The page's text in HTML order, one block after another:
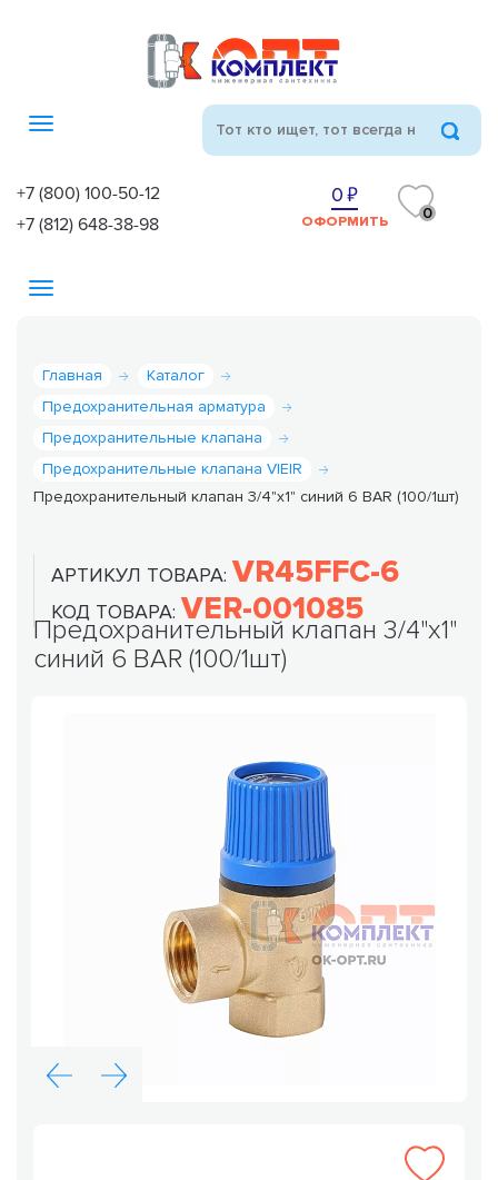
Toggle
+7 (800) 100-50-12
+7 (812) 648-38-98
0
ОФОРМИТЬ 0
Toggle
Главная
Каталог
Предохранительная арматура
Предохранительные клапана
Предохранительные клапана VIEIR
Предохранительный клапан 3/4"х1" синий 6 BAR (100/1шт)
АРТИКУЛ ТОВАРА: VR45FFC-6
КОД ТОВАРА: VER-001085
Предохранительный клапан 3/4"х1"
синий 6 BAR (100/1шт)